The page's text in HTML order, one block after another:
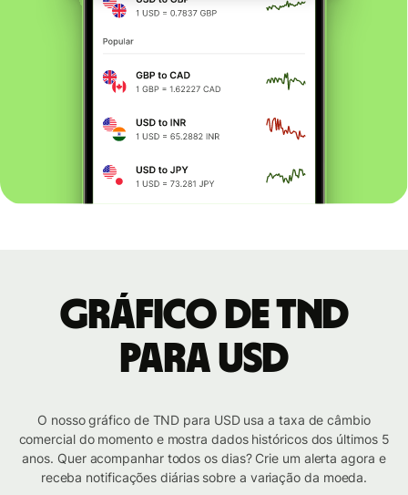
Gráfico de TND
para USD
O nosso gráfico de TND para USD usa a taxa de câmbio
comercial do momento e mostra dados históricos dos últimos 5
anos. Quer acompanhar todos os dias? Crie um alerta agora e
receba notificações diárias sobre a variação da moeda.